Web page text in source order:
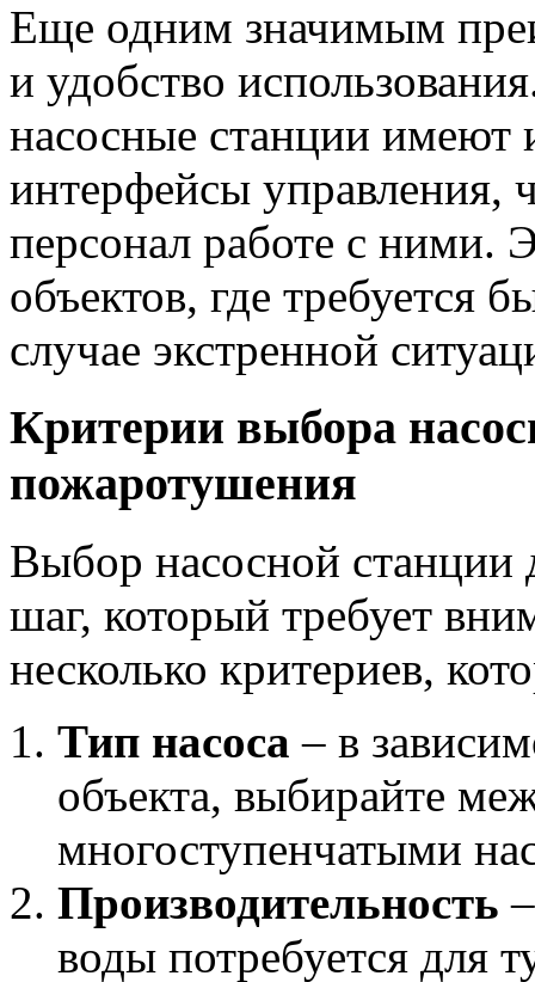
Еще одним значимым
и удобство
насосные станции имеют
интерфейсы управления,
персонал работе с ними.
объектов, где требуется
случае экстренной
Критерии выбора
пожаротушения
Выбор насосной
шаг, который требует
несколько критериев,
Тип насоса – в
объекта, выбирайте
многоступенчатыми
Производительность
воды потребуется для